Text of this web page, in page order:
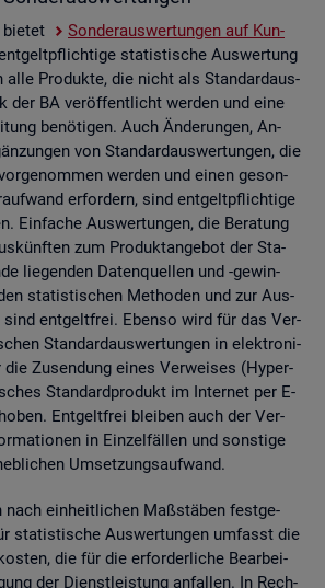
bie­tet
Son­der­aus­wer­tun­gen auf Kun­
sta­tis­ti­sche Aus­wer­tung
alle Pro­duk­te, die nicht als Stan­dard­aus­
der BA ver­öf­fent­licht wer­den und eine
be­nö­ti­gen. Auch Än­de­run­gen, An­
von Stan­dard­aus­wer­tun­gen, die
wer­den und einen ge­son­
er­for­dern, sind ent­gelt­pflich­ti­ge
Ein­fa­che Aus­wer­tun­gen, die Be­ra­tung
zum Pro­dukt­an­ge­bot der Sta­
lie­gen­den Da­ten­quel­len und -ge­win­
sta­tis­ti­schen Me­tho­den und zur Aus­
sind ent­gelt­frei. Eben­so wird für das Ver­
Stan­dard­aus­wer­tun­gen in elek­tro­ni­
Zu­sen­dung eines Ver­wei­ses (Hy­per­
Stan­dard­pro­dukt im In­ter­net per E-
Ent­gelt­frei blei­ben auch der Ver­
in Ein­zel­fäl­len und sons­ti­ge
Um­set­zungs­auf­wand.
nach ein­heit­li­chen Maß­stä­ben fest­ge­
sta­tis­ti­sche Aus­wer­tun­gen um­fasst die
die für die er­for­der­li­che Be­ar­bei­
der Dienst­leis­tung an­fal­len. In Rech­